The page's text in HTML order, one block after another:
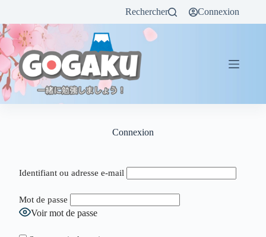
Rechercher Connexion
Connexion
Identifiant ou adresse e-mail
Mot de passe
Voir mot de passe